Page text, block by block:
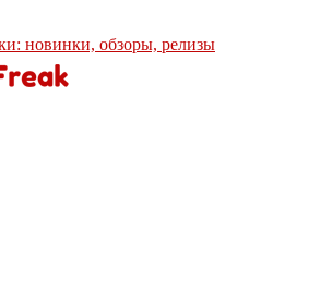
новинки, обзоры, релизы